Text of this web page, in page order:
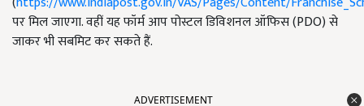
पर मिल जाएगा. वहीं यह फॉर्म आप पोस्टल डिविशनल ऑफिस (PDO) से
जाकर भी सबमिट कर सकते हैं.
ADVERTISEMENT